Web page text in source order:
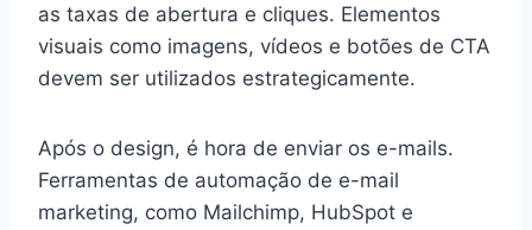
as taxas de abertura e cliques. Elementos
visuais como imagens, vídeos e botões de CTA
devem ser utilizados estrategicamente.
Após o design, é hora de enviar os e-mails.
Ferramentas de automação de e-mail
marketing, como Mailchimp, HubSpot e